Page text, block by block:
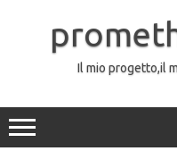
contenuto
Il mio progetto,il